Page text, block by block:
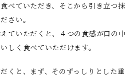
べていただき、そこから引き立つ抹
さい。
ていただくと、４つの食感が口の中
しく食べていただけます。
くと、まず、そのずっしりとした重